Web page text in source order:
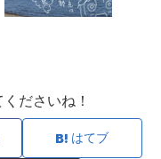
ださいね！
はてブ